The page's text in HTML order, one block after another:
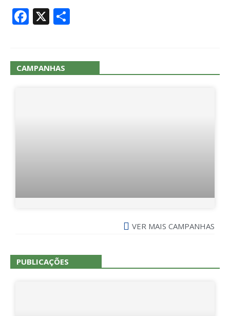
Facebook
X
CAMPANHAS
VER MAIS CAMPANHAS
PUBLICAÇÕES